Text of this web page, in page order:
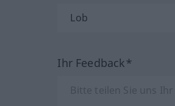
Ihr Feedback*